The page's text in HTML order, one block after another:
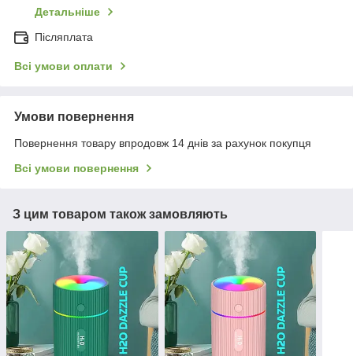
Детальніше
Післяплата
Всі умови оплати
Умови повернення
Повернення товару впродовж 14 днів за рахунок покупця
Всі умови повернення
З цим товаром також замовляють